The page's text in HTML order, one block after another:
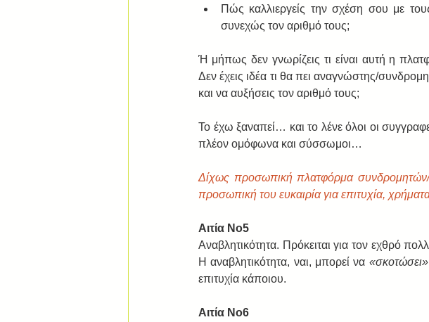
Πώς καλλιεργείς την σχέση σου με
συνεχώς τον αριθμό τους;
Ή μήπως δεν γνωρίζεις τι είναι αυτή η
Δεν έχεις ιδέα τι θα πει αναγνώστης/
και να αυξήσεις τον αριθμό τους;
Το έχω ξαναπεί… και το λένε όλοι οι
πλέον ομόφωνα και σύσσωμοι…
Δίχως προσωπική πλατφόρμα συνδρομητών/
προσωπική του ευκαιρία για επιτυχία,
Αιτία Νο5
Αναβλητικότητα. Πρόκειται για τον εχθρό
Η αναβλητικότητα, ναι, μπορεί να «σκοτώσει»
επιτυχία κάποιου.
Αιτία Νο6